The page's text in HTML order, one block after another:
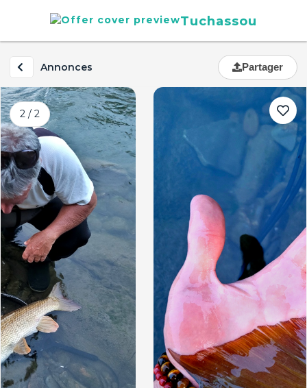
Tuchassou
Annonces Partager
2 / 2